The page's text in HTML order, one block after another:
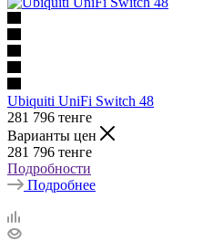
Ubiquiti UniFi Switch 48
281 796 тенге
Варианты цен
281 796 тенге
Подробности
Подробнее